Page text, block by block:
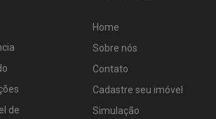
de
Home
Sobre nós
Contato
Cadastre seu imóvel
Simulação